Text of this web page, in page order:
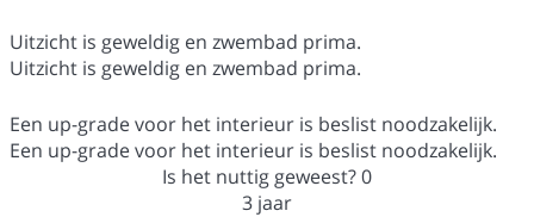
Uitzicht is geweldig en zwembad prima.
Uitzicht is geweldig en zwembad prima.
Een up-grade voor het interieur is beslist noodzakelijk.
Een up-grade voor het interieur is beslist noodzakelijk.
Is het nuttig geweest?0
3 jaar